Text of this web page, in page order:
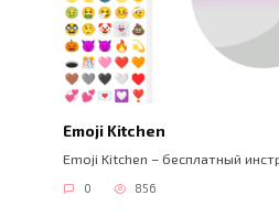
Emoji Kitchen
Emoji Kitchen – бесплатный
0 856